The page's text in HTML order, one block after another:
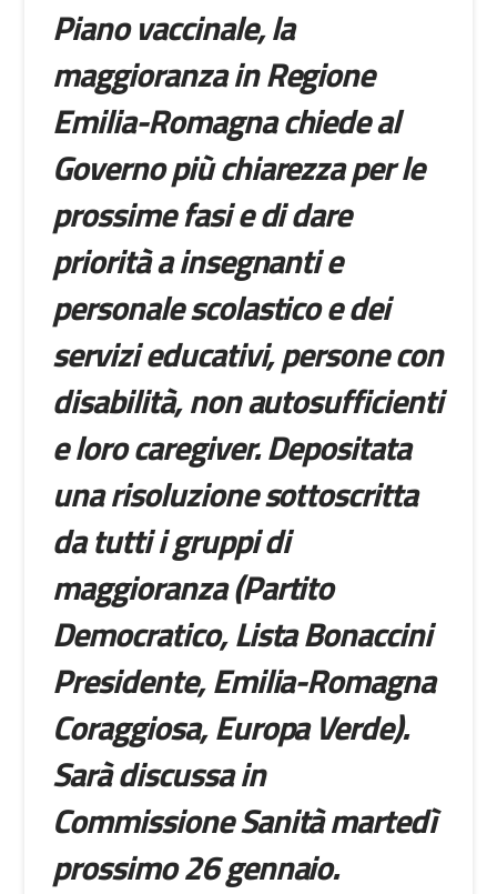
Piano vaccinale, la
maggioranza in Regione
Emilia-Romagna chiede al
Governo più chiarezza per le
prossime fasi e di dare
priorità a insegnanti e
personale scolastico e dei
servizi educativi, persone con
disabilità, non autosufficienti
e loro caregiver. Depositata
una risoluzione sottoscritta
da tutti i gruppi di
maggioranza (Partito
Democratico, Lista Bonaccini
Presidente, Emilia-Romagna
Coraggiosa, Europa Verde).
Sarà discussa in
Commissione Sanità martedì
prossimo 26 gennaio.